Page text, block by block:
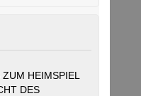
HEIMSPIEL
DES